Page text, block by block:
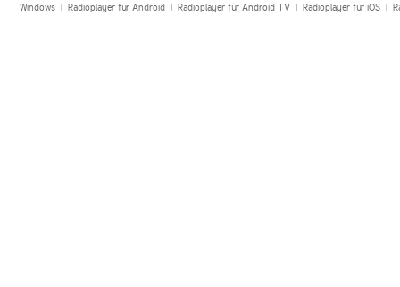
Windows| Radioplayer für Android| Radioplayer für Android TV| Radioplayer für iOS|